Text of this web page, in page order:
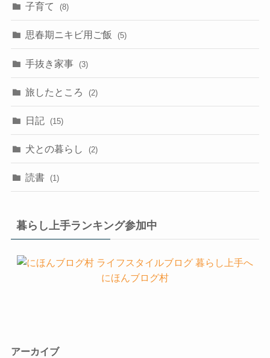
子育て (8)
思春期ニキビ用ご飯 (5)
手抜き家事 (3)
旅したところ (2)
日記 (15)
犬との暮らし (2)
読書 (1)
暮らし上手ランキング参加中
にほんブログ村
アーカイブ